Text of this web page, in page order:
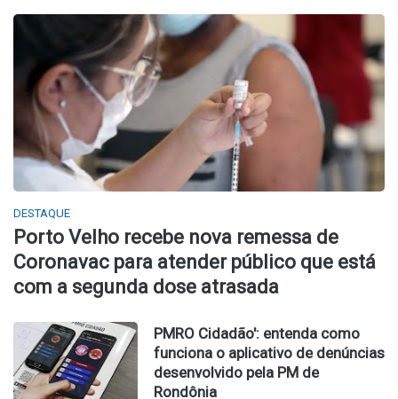
DESTAQUE
Porto Velho recebe nova remessa de
Coronavac para atender público que está
com a segunda dose atrasada
PMRO Cidadão': entenda como
funciona o aplicativo de denúncias
desenvolvido pela PM de
Rondônia